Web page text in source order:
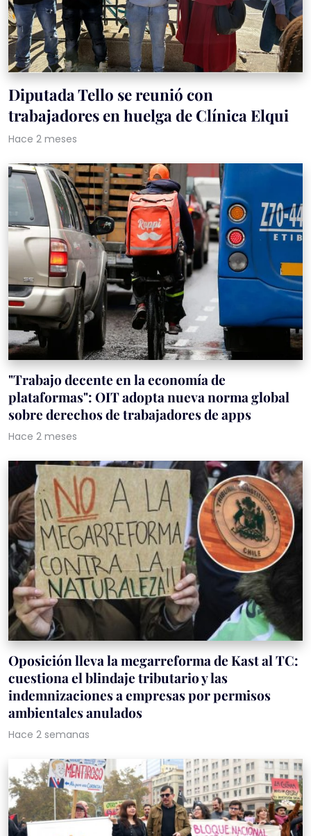
Diputada Tello se reunió con
trabajadores en huelga de Clínica Elqui
Hace 2 meses
"Trabajo decente en la economía de
plataformas": OIT adopta nueva norma global
sobre derechos de trabajadores de apps
Hace 2 meses
Oposición lleva la megarreforma de Kast al TC:
cuestiona el blindaje tributario y las
indemnizaciones a empresas por permisos
ambientales anulados
Hace 2 semanas